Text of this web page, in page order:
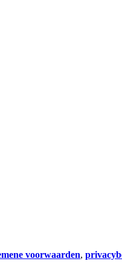
voorwaarden,